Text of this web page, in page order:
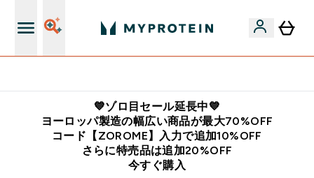
💙ゾロ目セール延長中💙
ヨーロッパ製造の幅広い商品が最大70%OFF
コード【ZOROME】入力で追加10%OFF
さらに特売品は追加20%OFF
今すぐ購入